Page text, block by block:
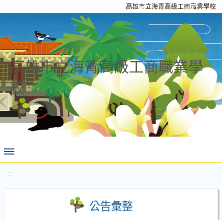
高雄市立海青高級工商職業學校
高雄市立海青高級工商職業學
校
:::
公告彙整